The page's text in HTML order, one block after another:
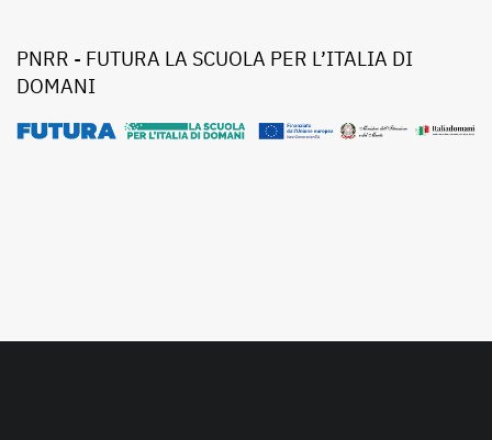
PNRR - FUTURA LA SCUOLA PER L’ITALIA DI
DOMANI